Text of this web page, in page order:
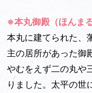
※本丸御殿（ほんま
本丸に建てられた、
主の居所があった御
やむをえず二の丸や
りました。太平の世